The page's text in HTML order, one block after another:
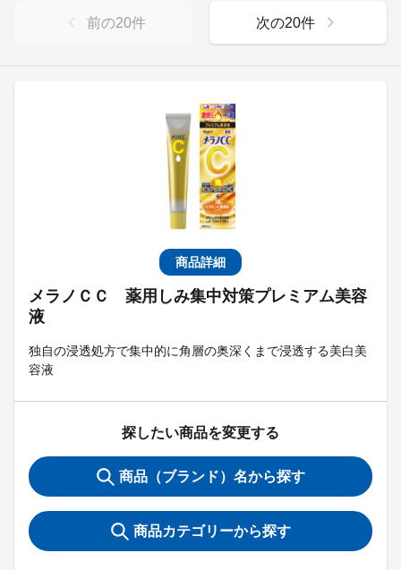
商品詳細
メラノＣＣ 薬用しみ集中対策プレミアム美容
液
独自の浸透処方で集中的に角層の奥深くまで浸透する美白美
容液
探したい商品を変更する
商品（ブランド）名から探す
商品カテゴリーから探す
前の20件 次の20件